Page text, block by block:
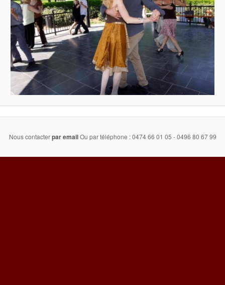
Nous contacterpar emailOu par téléphone : 0474 66 01 05 - 0496 80 67 99